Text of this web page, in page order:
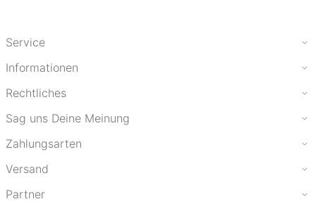
Service
Informationen
Rechtliches
Sag uns Deine Meinung
Zahlungsarten
Versand
Partner